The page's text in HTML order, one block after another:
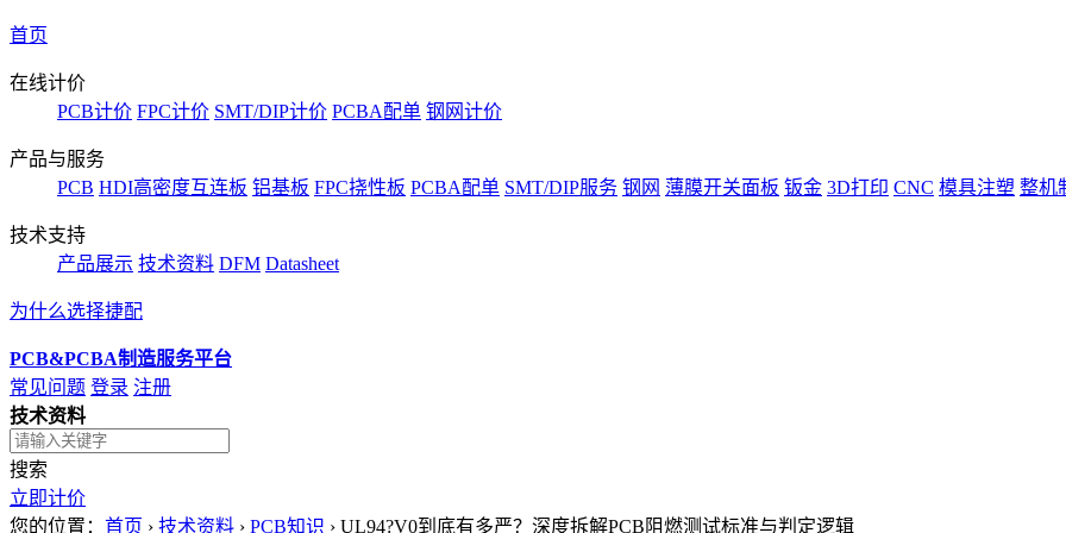
首页
在线计价
PCB计价 FPC计价 SMT/DIP计价 PCBA配单 钢网计价
产品与服务
PCB HDI高密度互连板 铝基板 FPC挠性板 PCBA配单 SMT/DIP服务 钢网 薄膜开关面板 钣金 3D打印 CNC 模具注塑 整机
技术支持
产品展示 技术资料 DFM Datasheet
为什么选择捷配
PCB&PCBA制造服务平台
常见问题 登录 注册
技术资料
搜索
立即计价
您的位置： 首页 › 技术资料 › PCB知识 › UL94?V0到底有多严？深度拆解PCB阻燃测试标准与判定逻辑